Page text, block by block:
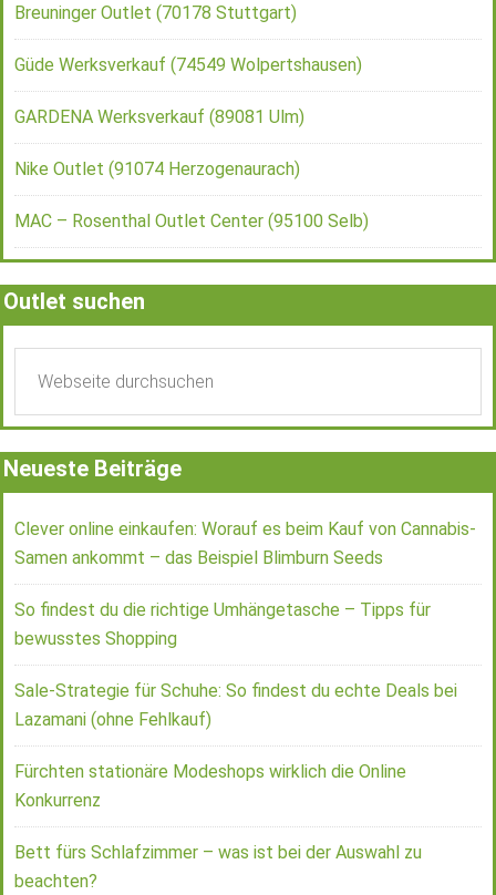
Breuninger Outlet (70178 Stuttgart)
Güde Werksverkauf (74549 Wolpertshausen)
GARDENA Werksverkauf (89081 Ulm)
Nike Outlet (91074 Herzogenaurach)
MAC – Rosenthal Outlet Center (95100 Selb)
Outlet suchen
Neueste Beiträge
Clever online einkaufen: Worauf es beim Kauf von Cannabis-
Samen ankommt – das Beispiel Blimburn Seeds
So findest du die richtige Umhängetasche – Tipps für
bewusstes Shopping
Sale-Strategie für Schuhe: So findest du echte Deals bei
Lazamani (ohne Fehlkauf)
Fürchten stationäre Modeshops wirklich die Online
Konkurrenz
Bett fürs Schlafzimmer – was ist bei der Auswahl zu
beachten?